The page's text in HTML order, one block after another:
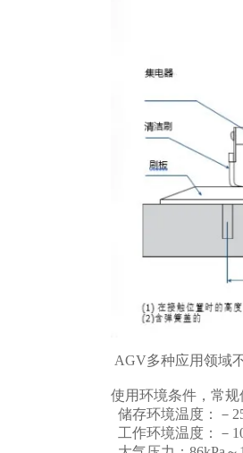
AGV多种应用领域
使用环境条件，常
储存环境温度：－
工作环境温度：